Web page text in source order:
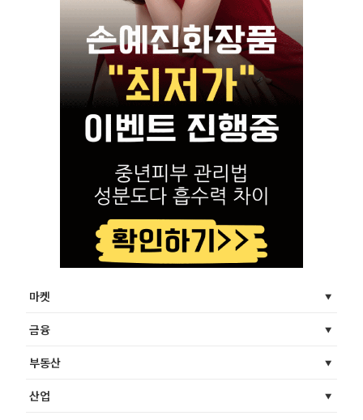
마켓
금융
부동산
산업